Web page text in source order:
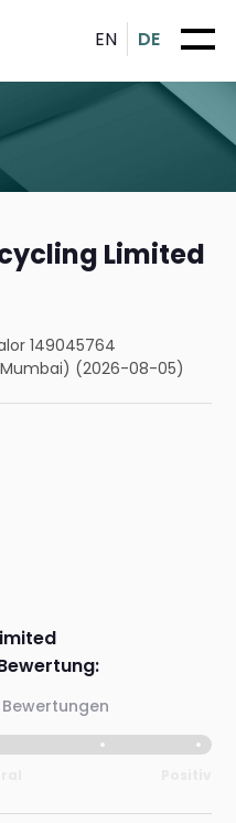
EN DE
Limited
149045764
(2026-08-05)